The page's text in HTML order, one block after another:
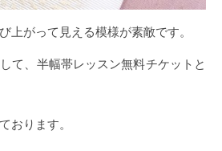
上がって見える模様が素敵です。
て、半幅帯レッスン無料チケットと
おります。